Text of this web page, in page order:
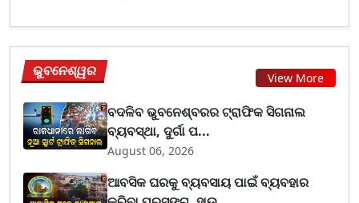
ଭୁବନେଶ୍ୱର View More
ବଦଳିବ ଭୁବନେଶ୍ବରର ଟ୍ରାଫିକ ସିଗନାଲ
ବ୍ୟବସ୍ଥା, ଦୁର୍ଗା ପ...
August 06, 2026
ଆବସିକ ଘରକୁ ବ୍ୟବସାୟ ପାଇଁ ବ୍ୟବହାର